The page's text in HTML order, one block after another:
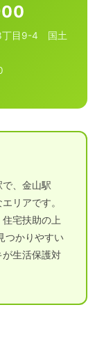
丁目9-4 国土
、金山駅
リアです。
宅扶助の上
つかりやすい
生活保護対